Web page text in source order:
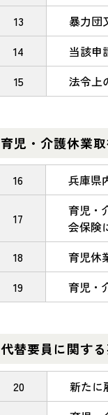
13
暴力団
14
当該申
15
法令上
育児・介護休業
16 兵庫県
17
育児・
会保険
18
育児休
19
育児・
代替要員に関す
20
新たに